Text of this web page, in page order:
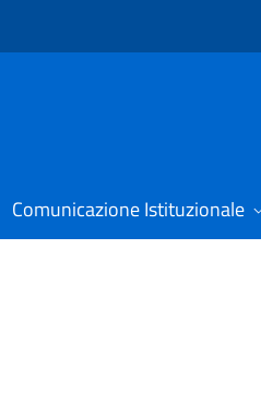
Comunicazione Istituzionale